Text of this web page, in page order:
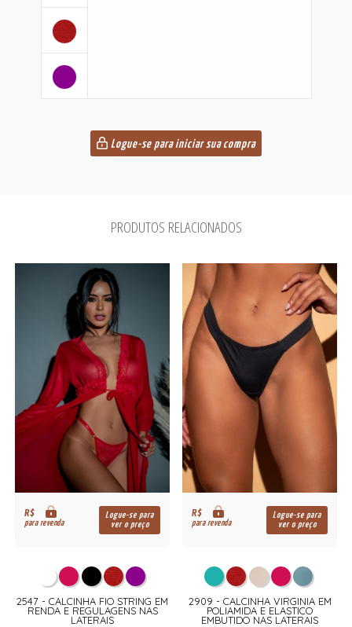
Logue-se para iniciar sua compra
PRODUTOS RELACIONADOS
R$
para revenda
Logue-se para
ver o preço
2547 - CALCINHA FIO STRING EM
RENDA E REGULAGENS NAS
LATERAIS
R$
para revenda
Logue-se para
ver o preço
2909 - CALCINHA VIRGINIA EM
POLIAMIDA E ELASTICO
EMBUTIDO NAS LATERAIS